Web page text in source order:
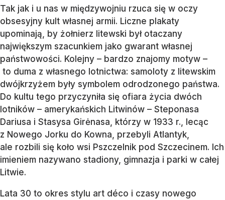
Tak jak i u nas w międzywojniu rzuca się w oczy
obsesyjny kult własnej armii. Liczne plakaty
upominają, by żołnierz litewski był otaczany
największym szacunkiem jako gwarant własnej
państwowości. Kolejny – bardzo znajomy motyw –
to duma z własnego lotnictwa: samoloty z litewskim
dwójkrzyżem były symbolem odrodzonego państwa.
Do kultu tego przyczyniła się ofiara życia dwóch
lotników – amerykańskich Litwinów – Steponasa
Dariusa i Stasysa Girėnasa, którzy w 1933 r., lecąc
z Nowego Jorku do Kowna, przebyli Atlantyk,
ale rozbili się koło wsi Pszczelnik pod Szczecinem. Ich
imieniem nazywano stadiony, gimnazja i parki w całej
Litwie.
Lata 30 to okres stylu art déco i czasy nowego